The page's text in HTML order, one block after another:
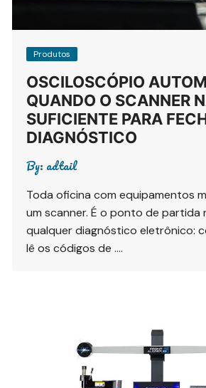
Produtos
OSCILOSCÓPIO
QUANDO O SCANNER
SUFICIENTE PARA
DIAGNÓSTICO
By: adtail
Toda oficina com equipamentos
um scanner. É o ponto de partida
qualquer diagnóstico eletrônico:
lê os códigos de ….